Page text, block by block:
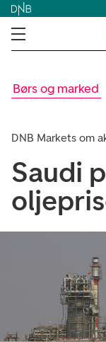
Børs og marked
DNB Markets om
Saudi